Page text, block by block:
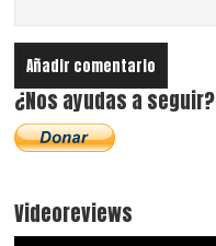
¿Nos ayudas a seguir?
Videoreviews